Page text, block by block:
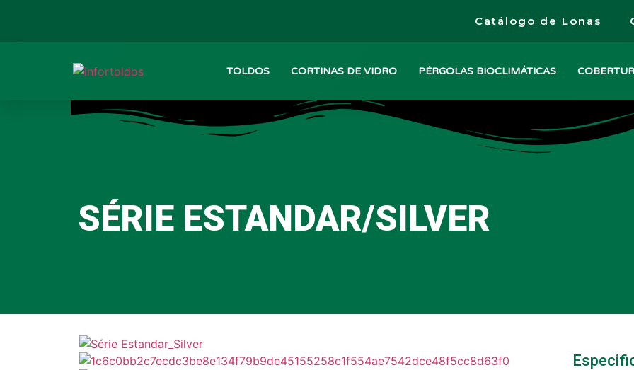
Catálogo de Lonas
TOLDOS CORTINAS DE VIDRO PÉRGOLAS BIOCLIMÁTICAS
SÉRIE ESTANDAR/SILVER